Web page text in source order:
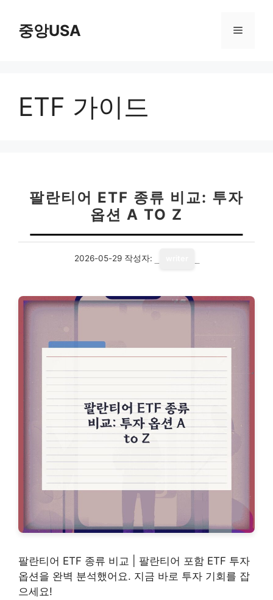
중앙USA 메
ETF 가이드
팔란티어 ETF 종류 비교: 투자
옵션 A TO Z
2026-05-29 작성자:
팔란티어 ETF 종류 비교 | 팔란티어 포함 ETF 투자
옵션을 완벽 분석했어요. 지금 바로 투자 기회를 잡
으세요!